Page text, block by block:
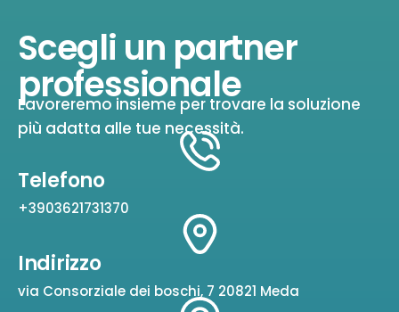
Scegli un partner
professionale
Lavoreremo insieme per trovare la soluzione
più adatta alle tue necessità.
Telefono
+3903621731370
Indirizzo
via Consorziale dei boschi, 7 20821 Meda